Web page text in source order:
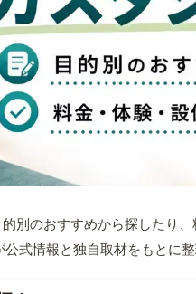
別のおすすめから探したり
式情報と独自取材をもとに整